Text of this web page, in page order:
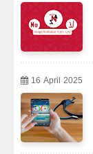
16 April 2025